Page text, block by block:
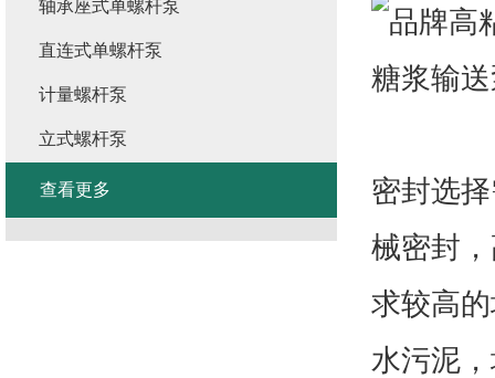
密封选
械密封
求较高
水污泥
轴承座式单螺杆泵
直连式单螺杆泵
计量螺杆泵
立式螺杆泵
查看更多